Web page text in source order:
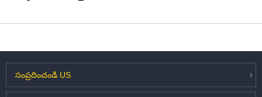
సంప్రదించండి US